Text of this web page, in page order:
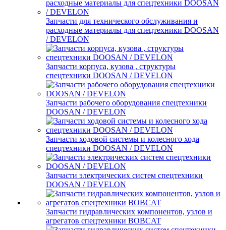
Запчасти для технического обслуживания и
расходные материалы для спецтехники DOOSAN
/ DEVELON
Запчасти корпуса, кузова , структуры
спецтехники DOOSAN / DEVELON
Запчасти рабочего оборудования спецтехники
DOOSAN / DEVELON
Запчасти ходовой системы и колесного хода
спецтехники DOOSAN / DEVELON
Запчасти электрических систем спецтехники
DOOSAN / DEVELON
Запчасти гидравлических компонентов, узлов и
агрегатов спецтехники BOBCAT